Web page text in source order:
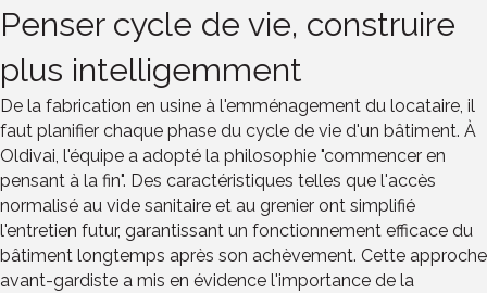
Penser cycle de vie, construire
plus intelligemment
De la fabrication en usine à l'emménagement du locataire, il
faut planifier chaque phase du cycle de vie d'un bâtiment. À
Oldivai, l'équipe a adopté la philosophie "commencer en
pensant à la fin". Des caractéristiques telles que l'accès
normalisé au vide sanitaire et au grenier ont simplifié
l'entretien futur, garantissant un fonctionnement efficace du
bâtiment longtemps après son achèvement. Cette approche
avant-gardiste a mis en évidence l'importance de la